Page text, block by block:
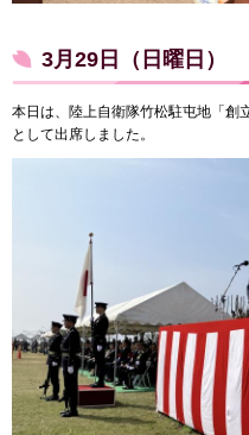
3月29日（日曜日）
本日は、陸上自衛隊竹松駐屯地「創
として出席しました。